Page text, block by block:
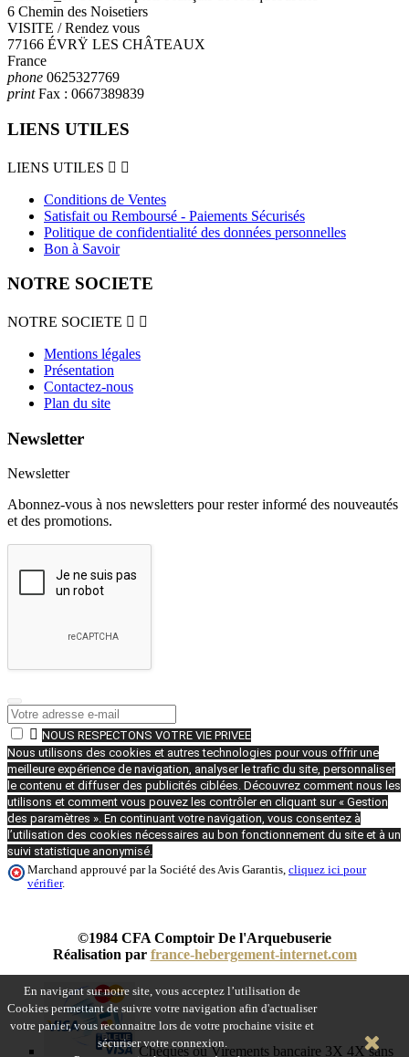
En navigant sur notre site, vous acceptez l’utilisation de
Cookies permettant de suivre votre navigation afin d'actualiser
votre panier, vous reconnaitre lors de votre prochaine visite et
sécuriser votre connexion.
6 Chemin des Noisetiers
VISITE / Rendez vous
77166 ÉVRŸ LES CHÂTEAUX
France
phone 0625327769
printFax : 0667389839
LIENS UTILES
LIENS UTILES  
Conditions de Ventes
Satisfait ou Remboursé - Paiements Sécurisés
Politique de confidentialité des données personnelles
Bon à Savoir
NOTRE SOCIETE
NOTRE SOCIETE  
Mentions légales
Présentation
Contactez-nous
Plan du site
Newsletter
Newsletter
Abonnez-vous à nos newsletters pour rester informé des nouveautés
et des promotions.
 NOUS RESPECTONS VOTRE VIE PRIVEE
Nous utilisons des cookies et autres technologies pour vous offrir une
meilleure expérience de navigation, analyser le trafic du site, personnaliser
le contenu et diffuser des publicités ciblées. Découvrez comment nous les
utilisons et comment vous pouvez les contrôler en cliquant sur « Gestion
des paramètres ». En continuant votre navigation, vous consentez à
l’utilisation des cookies nécessaires au bon fonctionnement du site et à un
suivi statistique anonymisé.
Marchand approuvé par la Société des Avis Garantis, cliquez ici pour
vérifier.
©1984 CFA Comptoir De l'Arquebuserie
Réalisation par france-hebergement-internet.com
Chèques ou Virements bancaire 3X 4X sans